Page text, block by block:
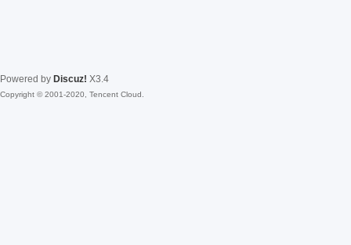
Powered by Discuz! X3.4
Copyright © 2001-2020, Tencent Cloud.